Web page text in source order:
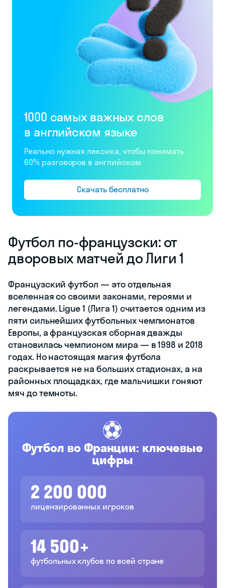
1000 самых важных слов
в английском языке
Реально нужная лексика, чтобы понимать
60% разговоров в английском
Скачать бесплатно
Футбол по-французски: от
дворовых матчей до Лиги 1
Французский футбол — это отдельная
вселенная со своими законами, героями и
легендами. Ligue 1 (Лига 1) считается одним из
пяти сильнейших футбольных чемпионатов
Европы, а французская сборная дважды
становилась чемпионом мира — в 1998 и 2018
годах. Но настоящая магия футбола
раскрывается не на больших стадионах, а на
районных площадках, где мальчишки гоняют
мяч до темноты.
⚽
Футбол во Франции: ключевые
цифры
2 200 000
лицензированных игроков
14 500+
футбольных клубов по всей стране